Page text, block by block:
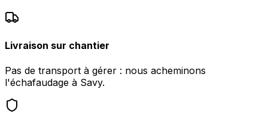
Livraison sur chantier
Pas de transport à gérer : nous acheminons
l'échafaudage à Savy.